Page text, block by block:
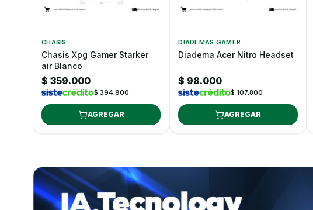
CHASIS
Chasis Xpg Gamer Starker
air Blanco
$ 359.000
$ 394.900
AGREGAR
DIADEMAS GAMER
Diadema Acer Nitro Headset
$ 98.000
$ 107.800
AGREGAR